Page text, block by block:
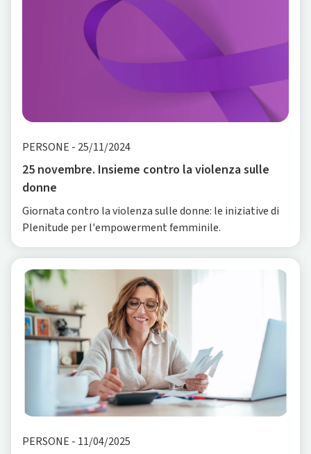
PERSONE - 25/11/2024
25 novembre. Insieme contro la violenza sulle
donne
Giornata contro la violenza sulle donne: le iniziative di
Plenitude per l'empowerment femminile.
PERSONE - 11/04/2025